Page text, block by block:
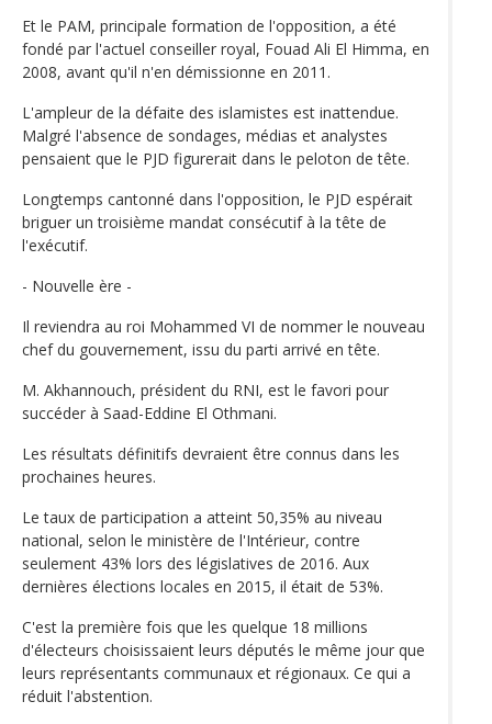
Et le PAM, principale formation de l'opposition, a été
fondé par l'actuel conseiller royal, Fouad Ali El Himma, en
2008, avant qu'il n'en démissionne en 2011.
L'ampleur de la défaite des islamistes est inattendue.
Malgré l'absence de sondages, médias et analystes
pensaient que le PJD figurerait dans le peloton de tête.
Longtemps cantonné dans l'opposition, le PJD espérait
briguer un troisième mandat consécutif à la tête de
l'exécutif.
- Nouvelle ère -
Il reviendra au roi Mohammed VI de nommer le nouveau
chef du gouvernement, issu du parti arrivé en tête.
M. Akhannouch, président du RNI, est le favori pour
succéder à Saad-Eddine El Othmani.
Les résultats définitifs devraient être connus dans les
prochaines heures.
Le taux de participation a atteint 50,35% au niveau
national, selon le ministère de l'Intérieur, contre
seulement 43% lors des législatives de 2016. Aux
dernières élections locales en 2015, il était de 53%.
C'est la première fois que les quelque 18 millions
d'électeurs choisissaient leurs députés le même jour que
leurs représentants communaux et régionaux. Ce qui a
réduit l'abstention.